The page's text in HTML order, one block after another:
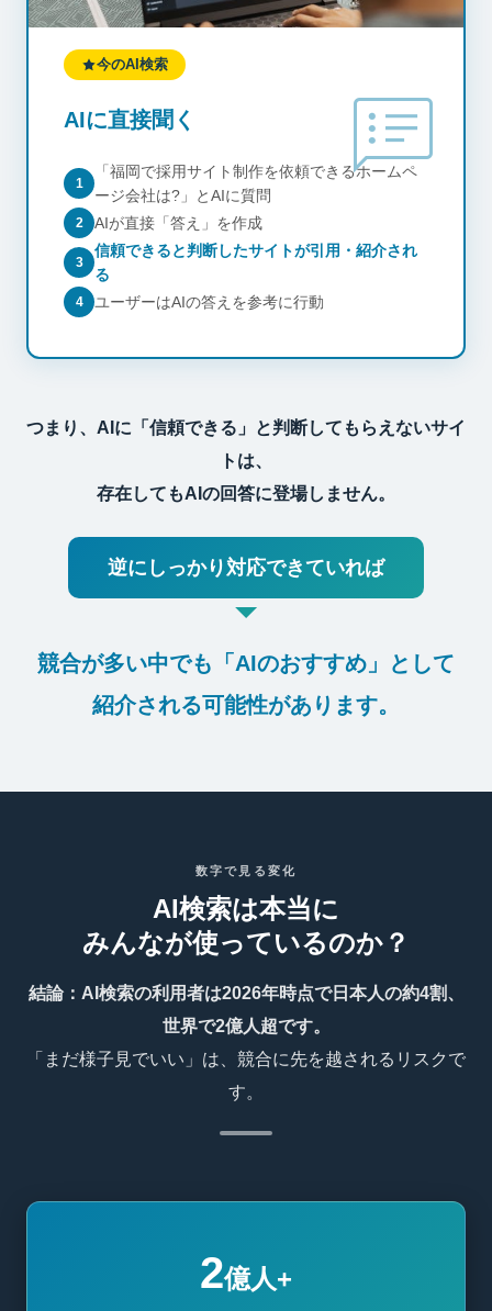
speaker_notes
今のAI検索
AIに直接聞く
1
「福岡で採用サイト制作を依頼できるホームペ
ージ会社は?」とAIに質問
2 AIが直接「答え」を作成
3
信頼できると判断したサイトが引用・紹介され
る
4 ユーザーはAIの答えを参考に行動
つまり、AIに「信頼できる」と判断してもらえないサイ
トは、
存在してもAIの回答に登場しません。
逆にしっかり対応できていれば
競合が多い中でも「AIのおすすめ」として
紹介される可能性があります。
数字で見る変化
AI検索は本当に
みんなが使っているのか？
結論：AI検索の利用者は2026年時点で日本人の約4割、
世界で2億人超です。
「まだ様子見でいい」は、競合に先を越されるリスクで
す。
2億人+